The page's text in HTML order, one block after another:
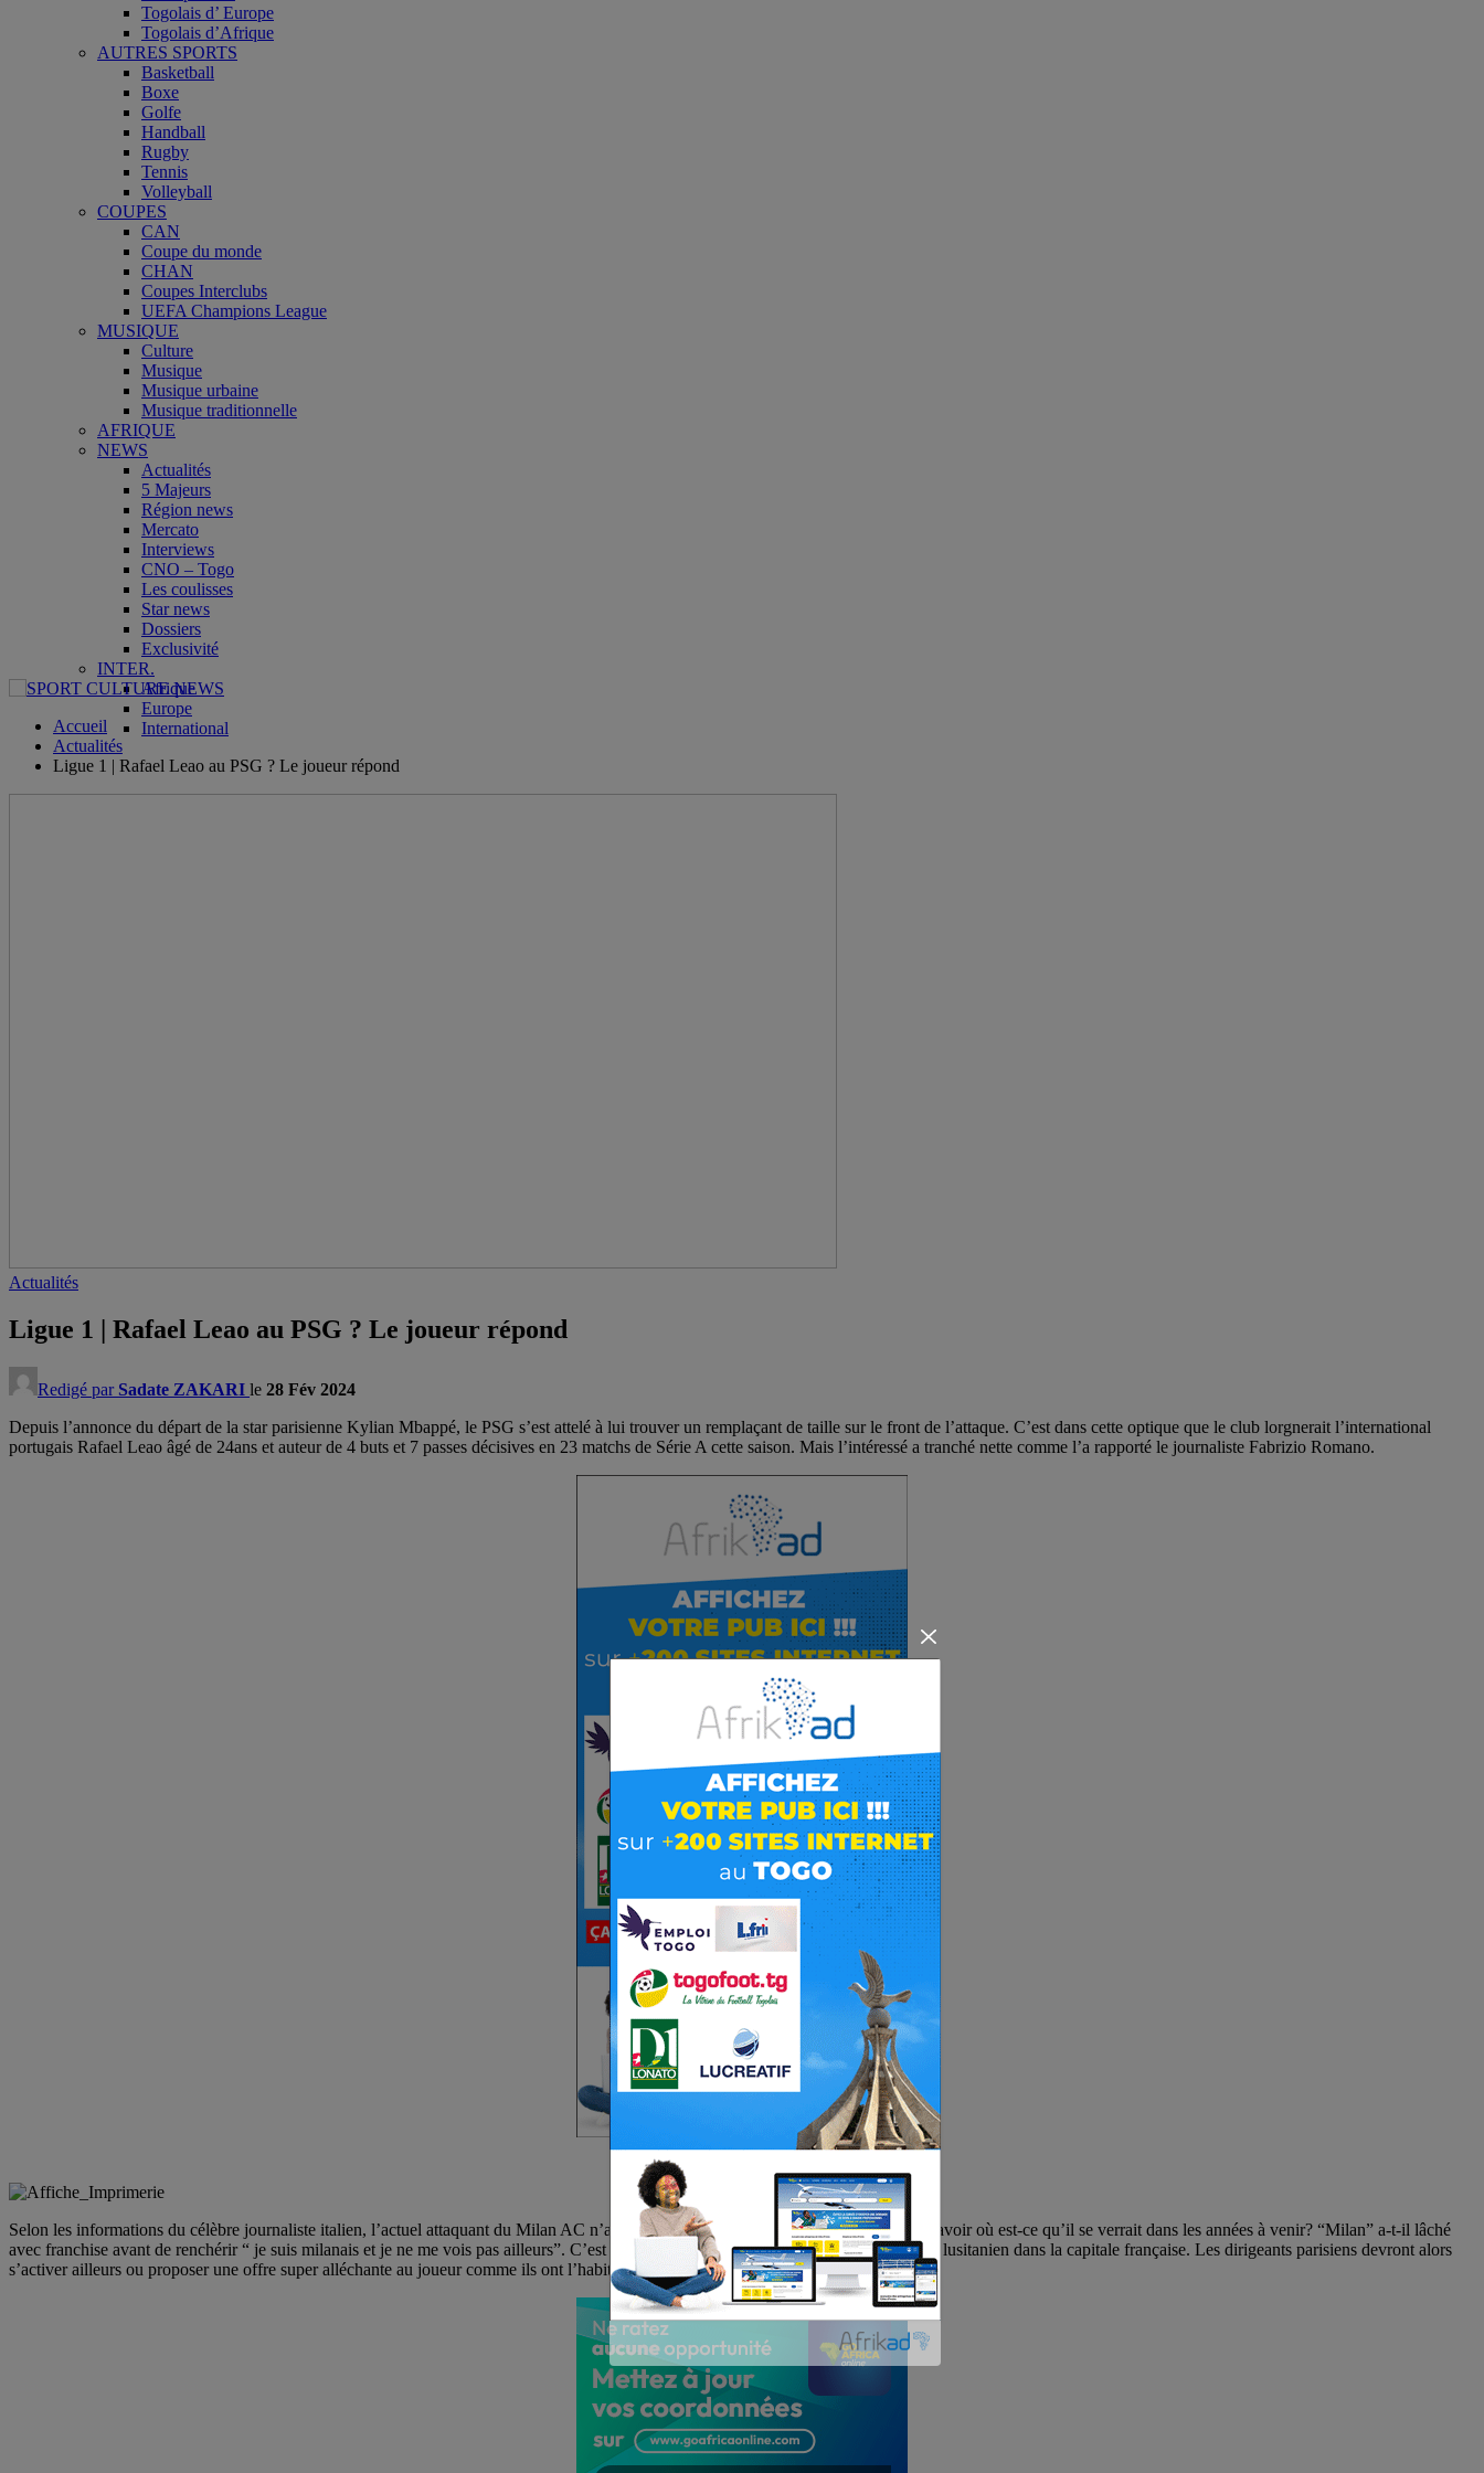
Togolais d’ Europe
Togolais d’Afrique
AUTRES SPORTS
Basketball
Boxe
Golfe
Handball
Rugby
Tennis
Volleyball
COUPES
CAN
Coupe du monde
CHAN
Coupes Interclubs
UEFA Champions League
MUSIQUE
Culture
Musique
Musique urbaine
Musique traditionnelle
AFRIQUE
NEWS
Actualités
5 Majeurs
Région news
Mercato
Interviews
CNO – Togo
Les coulisses
Star news
Dossiers
Exclusivité
INTER.
Afrique
Europe
International
Accueil
Actualités
Ligue 1 | Rafael Leao au PSG ? Le joueur répond
Actualités
Ligue 1 | Rafael Leao au PSG ? Le joueur répond
Redigé par Sadate ZAKARI le 28 Fév 2024
Depuis l’annonce du départ de la star parisienne Kylian Mbappé, le PSG s’est attelé à lui trouver un remplaçant de taille sur le front de l’attaque. C’est dans cette optique que le club lorgnerait l’international
portugais Rafael Leao âgé de 24ans et auteur de 4 buts et 7 passes décisives en 23 matchs de Série A cette saison. Mais l’intéressé a tranché nette comme l’a rapporté le journaliste Fabrizio Romano.
Selon les informations du célèbre journaliste italien, l’actuel attaquant du Milan AC n’a pas hésité avant de répondre à la question de savoir où est-ce qu’il se verrait dans les années à venir? “Milan” a-t-il lâché
avec franchise avant de renchérir “ je suis milanais et je ne me vois pas ailleurs”. C’est donc un coup de froid sur la piste conduisant le lusitanien dans la capitale française. Les dirigeants parisiens devront alors
s’activer ailleurs ou proposer une offre super alléchante au joueur comme ils ont l’habitude de le faire.